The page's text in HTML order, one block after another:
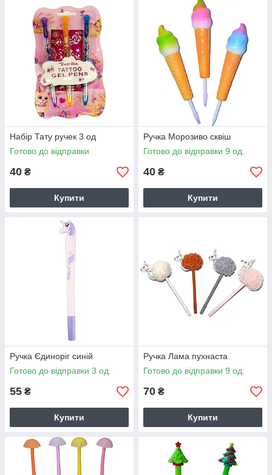
Набір Тату ручек 3 од
Готово до відправки
40 ₴
Купити
Ручка Морозиво сквіш
Готово до відправки 9 од.
40 ₴
Купити
Ручка Єдиноріг синій
Готово до відправки 3 од.
55 ₴
Купити
Ручка Лама пухнаста
Готово до відправки 9 од.
70 ₴
Купити